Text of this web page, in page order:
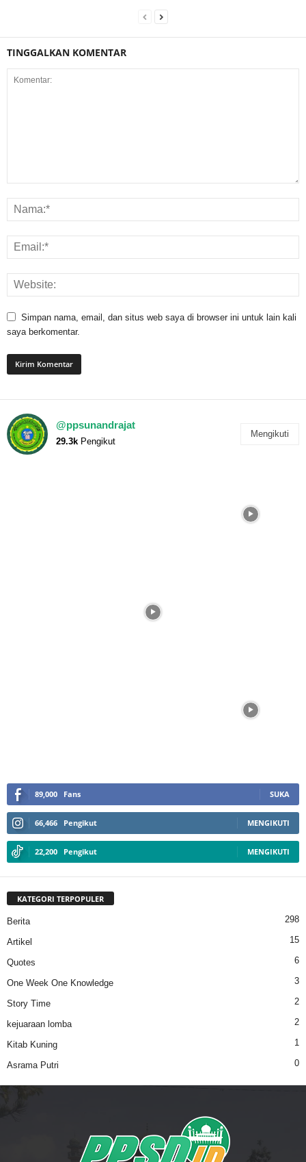
TINGGALKAN KOMENTAR
Simpan nama, email, dan situs web saya di browser ini untuk lain kali
saya berkomentar.
@ppsunandrajat
29.3k Pengikut
Mengikuti
89,000 Fans SUKA
66,466 Pengikut MENGIKUTI
22,200 Pengikut MENGIKUTI
KATEGORI TERPOPULER
Berita 298
Artikel 15
Quotes 6
One Week One Knowledge 3
Story Time 2
kejuaraan lomba 2
Kitab Kuning 1
Asrama Putri 0